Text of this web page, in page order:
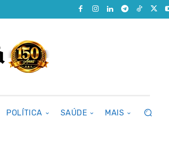
POLÍTICA SAÚDE MAIS